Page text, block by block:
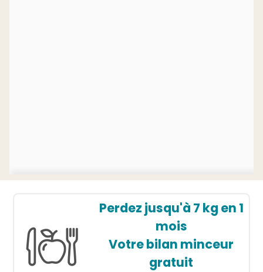
Perdez jusqu'à 7 kg en 1
mois
Votre bilan minceur
gratuit